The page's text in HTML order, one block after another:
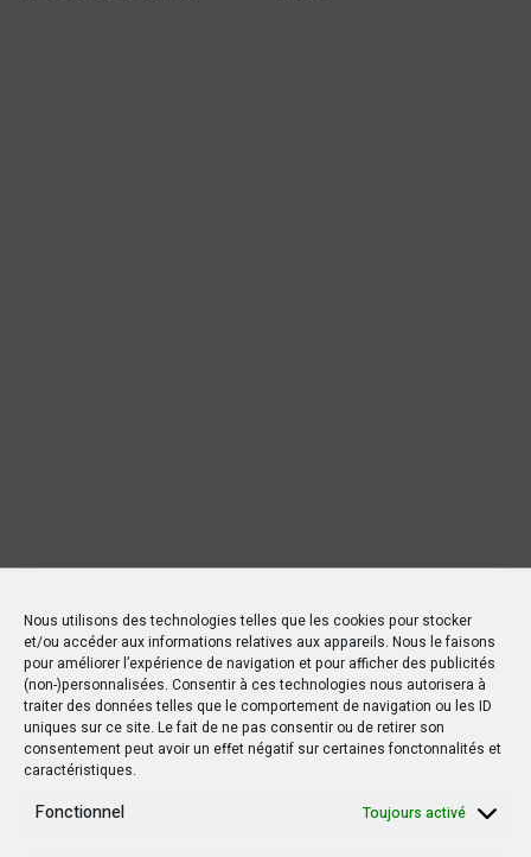
Nous utilisons des technologies telles que les cookies pour stocker
et/ou accéder aux informations relatives aux appareils. Nous le faisons
pour améliorer l’expérience de navigation et pour afficher des publicités
(non-)personnalisées. Consentir à ces technologies nous autorisera à
traiter des données telles que le comportement de navigation ou les ID
uniques sur ce site. Le fait de ne pas consentir ou de retirer son
consentement peut avoir un effet négatif sur certaines fonctonnalités et
caractéristiques.
Fonctionnel Toujours activé
Nouvelles Récentes